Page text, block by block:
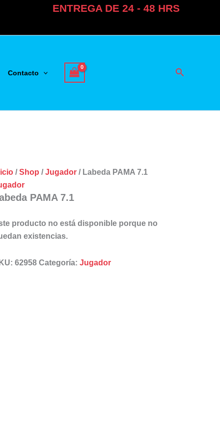
ENTREGA DE 24 - 48 HRS
Contacto Buscar
/Shop /Jugador/ Labeda PAMA 7.1
PAMA 7.1
producto no está disponible porque no
existencias.
62958 Categoría: Jugador